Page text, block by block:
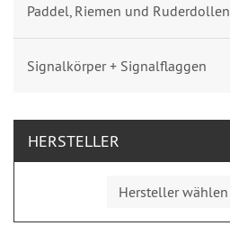
Paddel, Riemen und Ruderdollen
Signalkörper + Signalflaggen
HERSTELLER
Hersteller wählen